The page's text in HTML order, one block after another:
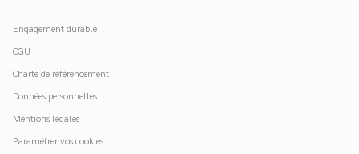
Engagement durable
CGU
Charte de référencement
Données personnelles
Mentions légales
Paramétrer vos cookies